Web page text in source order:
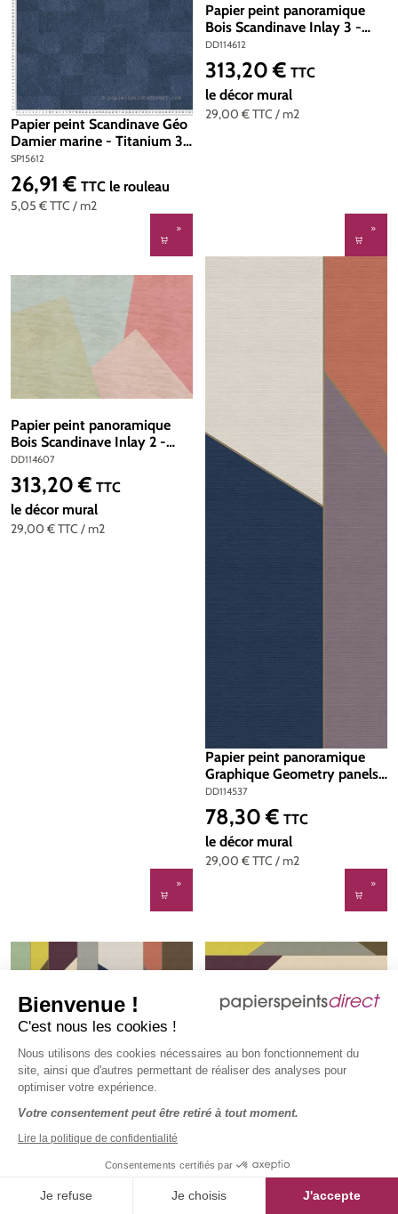
Bienvenue !
C'est nous les cookies !
Nous utilisons des cookies nécessaires au bon fonctionnement du
site, ainsi que d'autres permettant de réaliser des analyses pour
optimiser votre expérience.
Votre consentement peut être retiré à tout moment.
Lire la politique de confidentialité
Consentements certifiés par
Je refuse Je choisis J'accepte
Papier peint Scandinave Géo
Damier marine - Titanium 3
d'AS Création | Réf. SP15612
SP15612
5,05 €TTC / m2
Prix régulier :
26,91 € TTC le rouleau
Papier peint panoramique
Bois Scandinave Inlay 3 -
Référence DD114612 - Intissé
200g/m2 - Standard 400 x
270
DD114612
29,00 €TTC / m2
Prix régulier :
313,20 € TTC
le décor mural
Papier peint panoramique
Bois Scandinave Inlay 2 -
Référence DD114607 -
Intissé 200g/m2 - Standard
400 x 270
DD114607
29,00 €TTC / m2
Prix régulier :
313,20 € TTC
le décor mural
Papier peint panoramique
Graphique Geometry panels
2 - Référence DD114537 -
Intissé 200g/m2 - Standard
100 x 270
DD114537
29,00 €TTC / m2
Prix régulier :
78,30 € TTC
le décor mural
Papier peint panoramique
Graphique Geometry 4 -
Référence DD114527 - Intissé
200g/m2 - Standard 500 x
270
DD114527
Prix régulier :
391,50 €TTC
Papier peint panoramique
Référence DD114512 - Intissé
DD114512
le décor mural